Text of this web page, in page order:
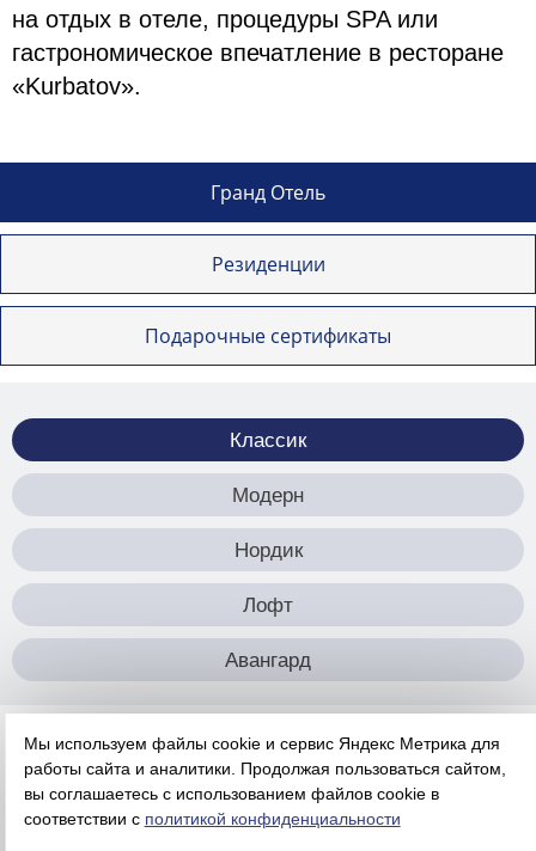
Мы используем файлы cookie и сервис Яндекс Метрика для
работы сайта и аналитики. Продолжая пользоваться сайтом,
вы соглашаетесь с использованием файлов cookie в
соответствии с политикой конфиденциальности
на отдых в отеле, процедуры SPA или
гастрономическое впечатление в ресторане
«Kurbatov».
Гранд Отель
Резиденции
Подарочные сертификаты
Классик
Модерн
Нордик
Лофт
Авангард
rueng cn
Отель• Номера•бар•ресторан•конференц-
зал •spa•события• контакты